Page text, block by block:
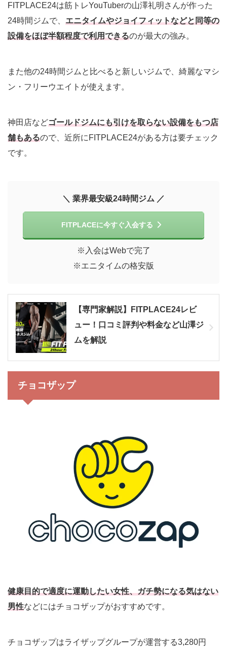
FITPLACE24は筋トレYouTuberの山澤礼明さんが作った
24時間ジムで、 エニタイムやジョイフィットなどと同等の
設備をほぼ半額程度で利用できるのが最大の強み。
また他の24時間ジムと比べると新しいジムで、綺麗なマシ
ン・フリーウエイトが使えます。
神田店などゴールドジムにも引けを取らない設備をもつ店
舗もあるので、近所にFITPLACE24がある方は要チェック
です。
＼ 業界最安級24時間ジム ／
FITPLACEに今すぐ入会する
※入会はWebで完了
※エニタイムの格安版
【専門家解説】FITPLACE24レビ
ュー！口コミ評判や料金など山澤ジ
ムを解説
チョコザップ
健康目的で適度に運動したい女性、ガチ勢になる気はない
男性などにはチョコザップがおすすめです。
チョコザップはライザップグループが運営する3,280円